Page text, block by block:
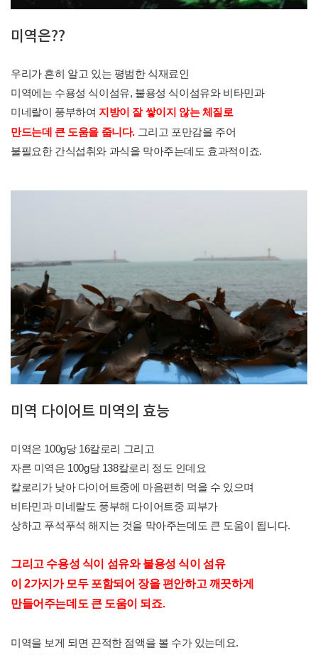
미역은??
우리가 흔히 알고 있는 평범한 식재료인
미역에는 수용성 식이섬유, 불용성 식이섬유와 비타민과
미네랄이 풍부하여 지방이 잘 쌓이지 않는 체질로
만드는데 큰 도움을 줍니다. 그리고 포만감을 주어
불필요한 간식섭취와 과식을 막아주는데도 효과적이죠.
미역 다이어트 미역의 효능
미역은 100g당 16칼로리 그리고
자른 미역은 100g당 138칼로리 정도 인데요
칼로리가 낮아 다이어트중에 마음편히 먹을 수 있으며
비타민과 미네랄도 풍부해 다이어트중 피부가
상하고 푸석푸석 해지는 것을 막아주는데도 큰 도움이 됩니다.
그리고 수용성 식이 섬유와 불용성 식이 섬유
이 2가지가 모두 포함되어 장을 편안하고 깨끗하게
만들어주는데도 큰 도움이 되죠.
미역을 보게 되면 끈적한 점액을 볼 수가 있는데요.